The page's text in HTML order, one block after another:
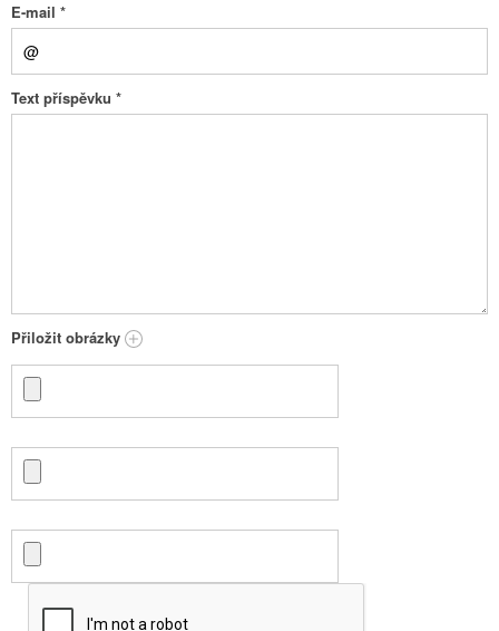
E-mail *
Text příspěvku *
Přiložit obrázky